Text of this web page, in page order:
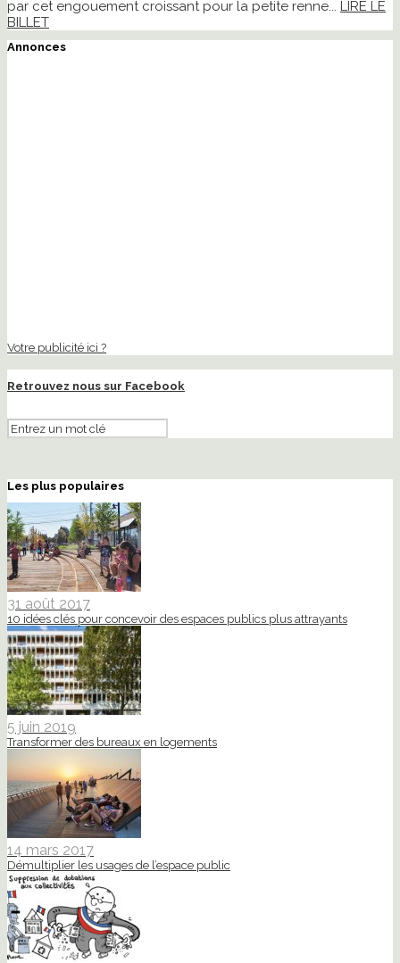
par cet engouement croissant pour la petite renne... LIRE LE
BILLET
Annonces
Votre publicité ici ?
Retrouvez nous sur Facebook
Les plus populaires
31 août 2017
10 idées clés pour concevoir des espaces publics plus attrayants
5 juin 2019
Transformer des bureaux en logements
14 mars 2017
Démultiplier les usages de l’espace public